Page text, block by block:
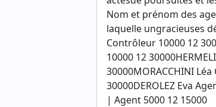
Nom et prénom des
laquelle ungracieuses
Contrôleur 10000 12
10000 12
30000MORACCHINI
30000DEROLEZ Eva
| Agent 5000 12 15000